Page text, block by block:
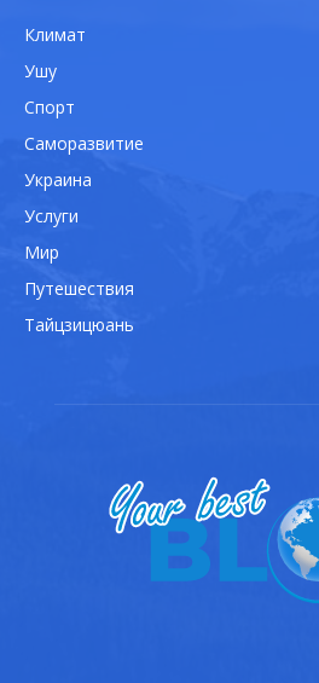
Климат
Ушу
Спорт
Саморазвитие
Украина
Услуги
Мир
Путешествия
Тайцзицюань